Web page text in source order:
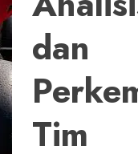
dan
Tim